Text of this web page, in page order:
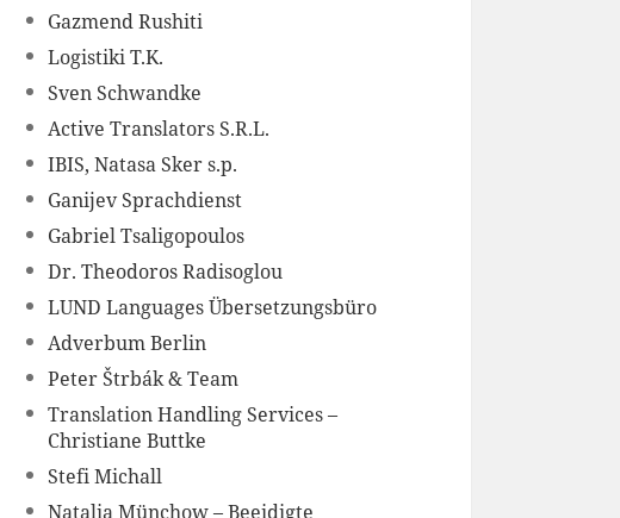
Gazmend Rushiti
Logistiki T.K.
Sven Schwandke
Active Translators S.R.L.
IBIS, Natasa Sker s.p.
Ganijev Sprachdienst
Gabriel Tsaligopoulos
Dr. Theodoros Radisoglou
LUND Languages Übersetzungsbüro
Adverbum Berlin
Peter Štrbák & Team
Translation Handling Services –
Christiane Buttke
Stefi Michall
Natalia Münchow – Beeidigte